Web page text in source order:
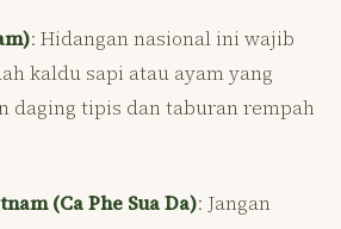
: Hidangan nasional ini wajib
kaldu sapi atau ayam yang
daging tipis dan taburan rempah
(Ca Phe Sua Da): Jangan